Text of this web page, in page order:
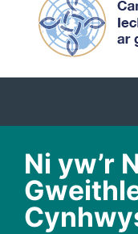
Ni yw’r